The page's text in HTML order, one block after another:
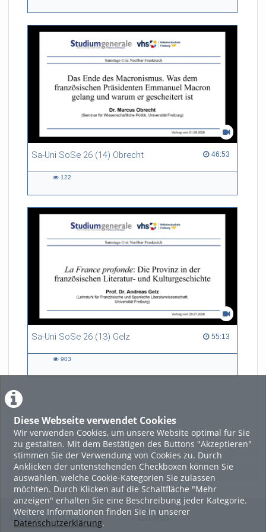
Diese Webseite verwendet Cookies
Wir verwenden Cookies, um unsere Website optimal für Sie
zu gestalten. Mit dem Bestätigen des Buttons "Akzeptieren"
stimmen Sie der Verwendung von Cookies zu. Durch
Anklicken der untenstehenden Checkboxen können Sie
auswählen, welche Cookie-Kategorien Sie zulassen
möchten. Durch Klicken auf die Schaltfläche "Mehr
anzeigen" erhalten Sie eine Beschreibung jeder Kategorie.
Weitere Informationen finden Sie in unserer
Datenschutzerklärung.
Sa-Uni SoSe 26 (14) Obrecht 46:53
46:53 duration
122
Sa-Uni SoSe 26 (13) Gelz 55:13
55:13 duration
903
LADE MEHR
Featured
Beliebtheit
Legal Info Links